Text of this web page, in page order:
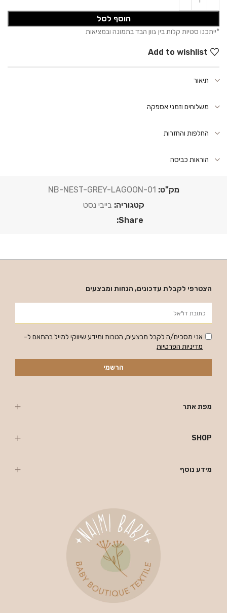
הוסף לסל
Add to wishlist
תיאור
משלוחים וזמני אספקה
החלפות והחזרות
הוראות כביסה
מק"ט: NB-NEST-GREY-LAGOON-01
קטגוריה: בייבי נסט
Share:
מפת אתר
SHOP
מידע נוסף
הצטרפי לקבלת עדכונים, הנחות ומבצעים
אני מסכים/ה לקבל מבצעים, הטבות ומידע שיווקי למייל בהתאם ל-
מדיניות הפרטיות
הרשמי